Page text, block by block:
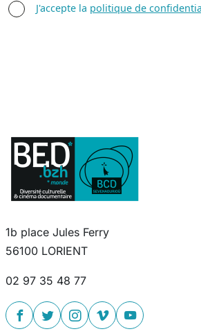
AGREE TERMS
J'accepte la politique de
1b place Jules Ferry
56100 LORIENT
02 97 35 48 77